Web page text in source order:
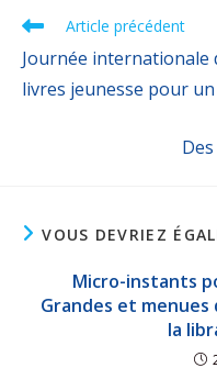
Article précédent
Journée internationale
livres jeunesse pour
VOUS DEVRIEZ
Micro-instants
Grandes et menues
la